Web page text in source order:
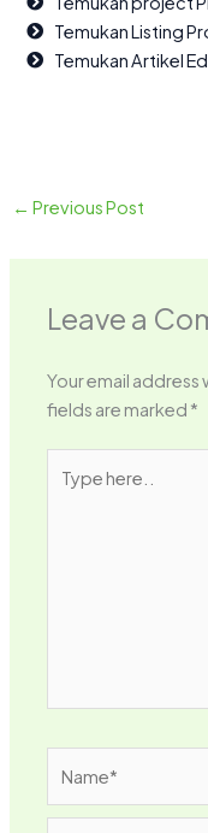
Temukan Listing
Temukan Artikel
← Previous Post
Leave a
Your email address
fields are marked *
here..